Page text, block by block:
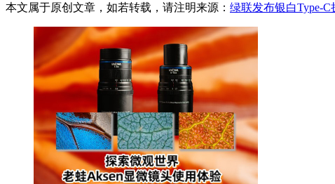
本文属于原创文章，如若转载，请注明来源： 绿联发布银白Type-